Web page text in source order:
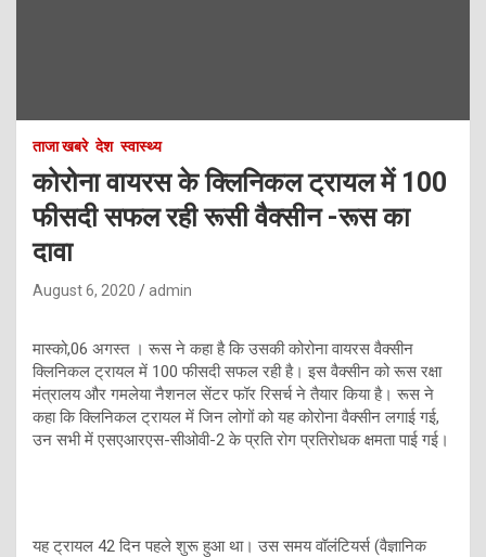
ताजा खबरे देश स्वास्थ्य
कोरोना वायरस के क्लिनिकल ट्रायल में 100
फीसदी सफल रही रूसी वैक्सीन -रूस का
दावा
August 6, 2020 admin
मास्को,06 अगस्त । रूस ने कहा है कि उसकी कोरोना वायरस वैक्सीन
क्लिनिकल ट्रायल में 100 फीसदी सफल रही है। इस वैक्सीन को रूस रक्षा
मंत्रालय और गमलेया नैशनल सेंटर फॉर रिसर्च ने तैयार किया है। रूस ने
कहा कि क्लिनिकल ट्रायल में जिन लोगों को यह कोरोना वैक्सीन लगाई गई,
उन सभी में एसएआरएस-सीओवी-2 के प्रति रोग प्रतिरोधक क्षमता पाई गई।
यह ट्रायल 42 दिन पहले शुरू हुआ था। उस समय वॉलंटियर्स (वैज्ञानिक